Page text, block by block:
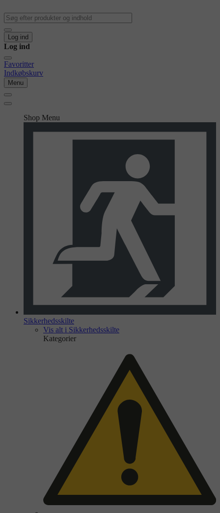
Log ind
Log ind
Favoritter
Indkøbskurv
Menu
Shop Menu
Sikkerhedsskilte
Vis alt i Sikkerhedsskilte
Kategorier